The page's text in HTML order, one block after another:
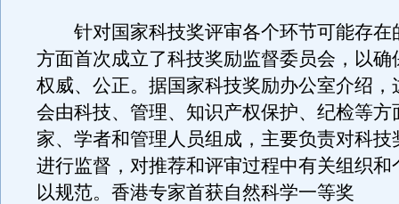
针对国家科技奖评审各个环节可能存在
方面首次成立了科技奖励监督委员会，以确
权威、公正。据国家科技奖励办公室介绍，
会由科技、管理、知识产权保护、纪检等方
家、学者和管理人员组成，主要负责对科技
进行监督，对推荐和评审过程中有关组织和
以规范。香港专家首获自然科学一等奖